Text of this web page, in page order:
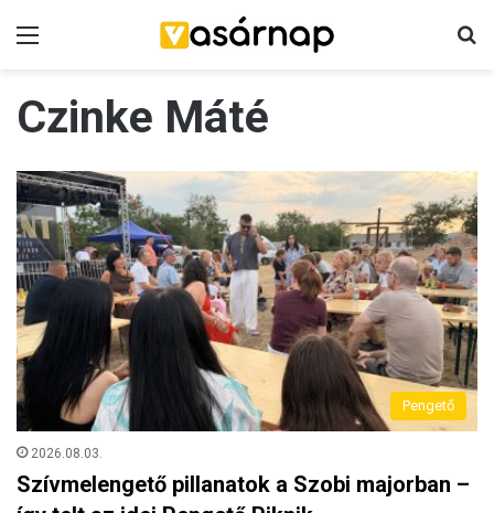
Czinke Máté
Pengető
2026.08.03.
Szívmelengető pillanatok a Szobi majorban –